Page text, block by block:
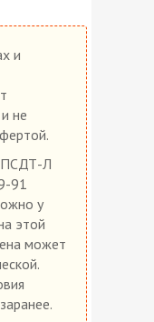
и
не
ПСДТ-Л
91
у
этой
может